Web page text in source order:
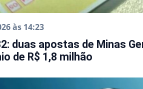
às 14:23
duas apostas de Minas
de R$ 1,8 milhão